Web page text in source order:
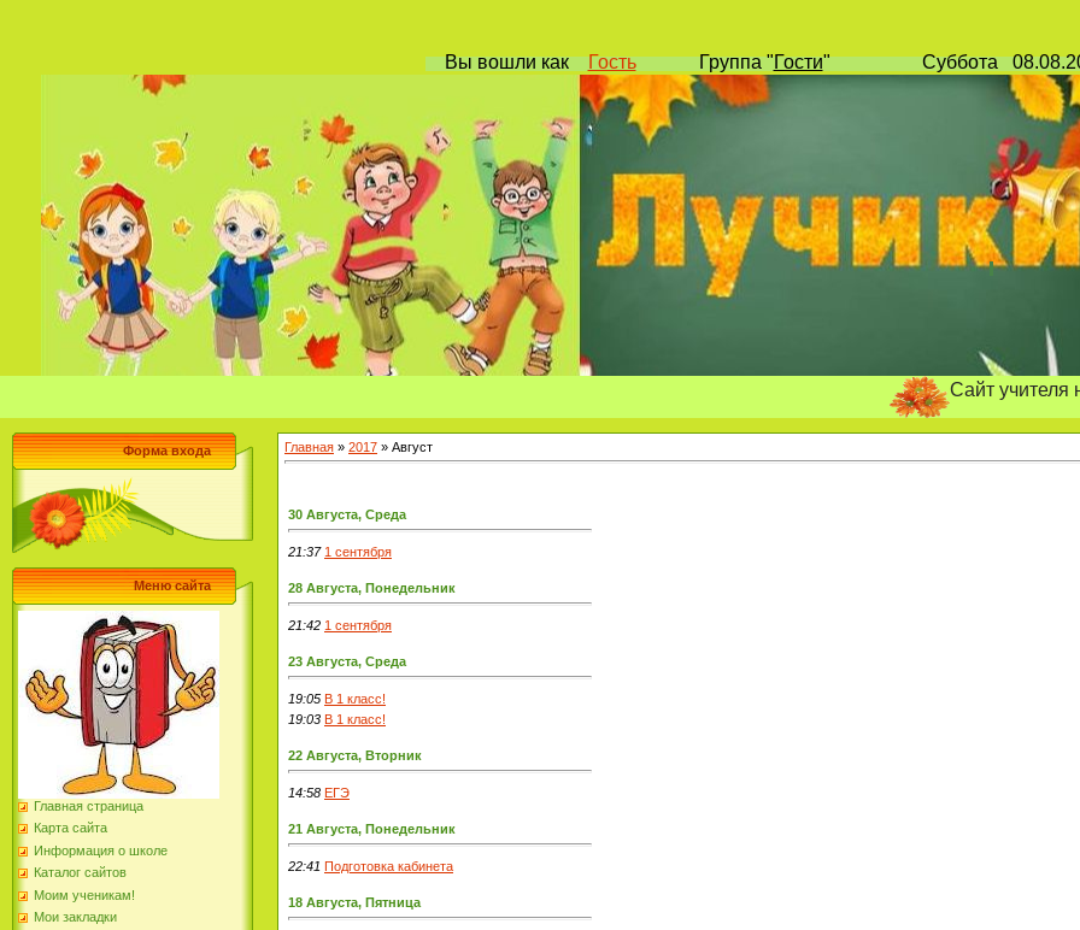
Вы вошликак Гость Группа"Гости" Суббота
Сайт учителя
Форма входа
Меню сайта
Главная страница
Карта сайта
Информация о школе
Каталог сайтов
Моим ученикам!
Мои закладки
Главная » 2017 » Август
30 Августа, Среда
21:37 1 сентября
28 Августа, Понедельник
21:42 1 сентября
23 Августа, Среда
19:05 В 1 класс!
19:03 В 1 класс!
22 Августа, Вторник
14:58 ЕГЭ
21 Августа, Понедельник
22:41 Подготовка кабинета
18 Августа, Пятница